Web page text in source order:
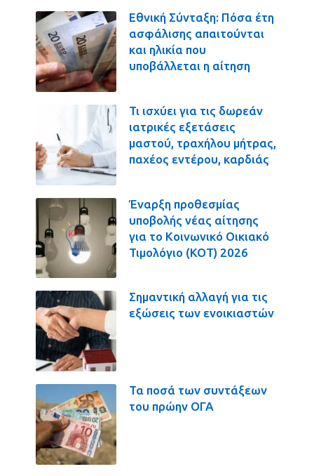
Εθνική Σύνταξη: Πόσα έτη
ασφάλισης απαιτούνται
και ηλικία που
υποβάλλεται η αίτηση
Τι ισχύει για τις δωρεάν
ιατρικές εξετάσεις
μαστού, τραχήλου μήτρας,
παχέος εντέρου, καρδιάς
Έναρξη προθεσμίας
υποβολής νέας αίτησης
για το Κοινωνικό Οικιακό
Τιμολόγιο (ΚΟΤ) 2026
Σημαντική αλλαγή για τις
εξώσεις των ενοικιαστών
Τα ποσά των συντάξεων
του πρώην ΟΓΑ